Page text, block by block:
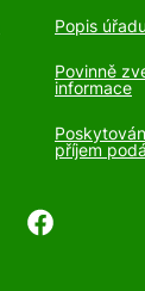
Popis úřadu
Povinně
informace
příjem